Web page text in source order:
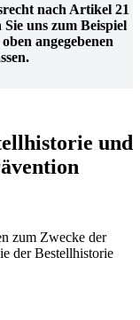
nach Artikel 21
uns zum Beispiel
angegebenen
und
zum Zwecke der
der Bestellhistorie